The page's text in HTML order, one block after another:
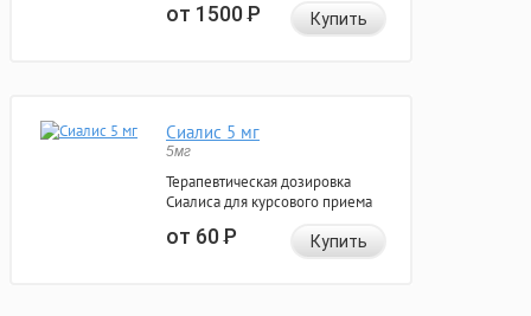
от 1500Р Купить
Сиалис 5 мг
5мг
Терапевтическая дозировка
Сиалиса для курсового приема
от 60Р Купить